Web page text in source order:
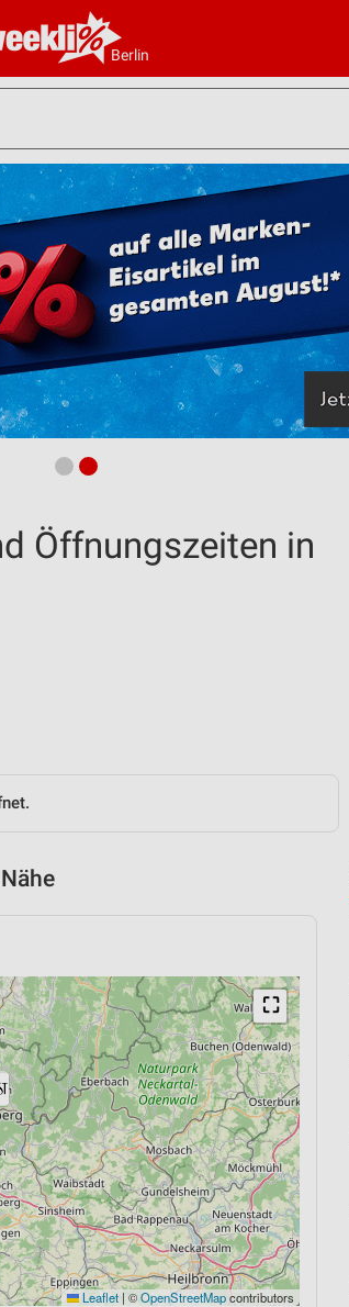
Berlin
Öffnungszeiten in
⛶
Leaflet | ©OpenStreetMapcontributors